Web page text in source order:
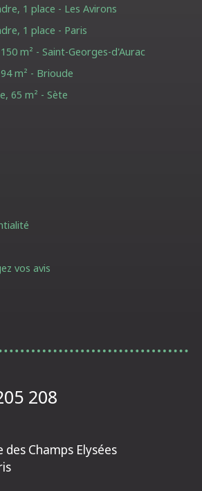
1 place - Les Avirons
1 place - Paris
m² - Saint-Georges-d'Aurac
m² - Brioude
65 m² - Sète
vos avis
208
des Champs Elysées